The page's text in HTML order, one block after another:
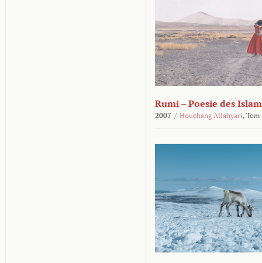
Rumi – Poesie des Islam
2007 / Houchang Allahyari,